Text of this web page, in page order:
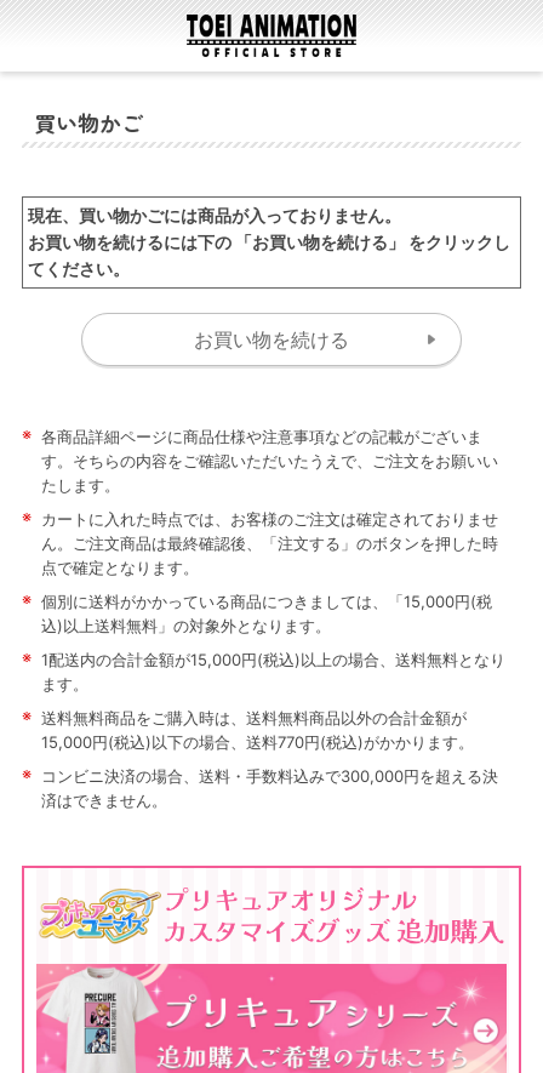
買い物かご
現在、買い物かごには商品が入っておりません。
お買い物を続けるには下の 「お買い物を続ける」 をクリックし
てください。
※ 各商品詳細ページに商品仕様や注意事項などの記載がございま
す。そちらの内容をご確認いただいたうえで、ご注文をお願いい
たします。
※ カートに入れた時点では、お客様のご注文は確定されておりませ
ん。ご注文商品は最終確認後、「注文する」のボタンを押した時
点で確定となります。
※ 個別に送料がかかっている商品につきましては、「15,000円(税
込)以上送料無料」の対象外となります。
※ 1配送内の合計金額が15,000円(税込)以上の場合、送料無料となり
ます。
※ 送料無料商品をご購入時は、送料無料商品以外の合計金額が
15,000円(税込)以下の場合、送料770円(税込)がかかります。
※
コンビニ決済の場合、送料・手数料込みで300,000円を超える決
済はできません。